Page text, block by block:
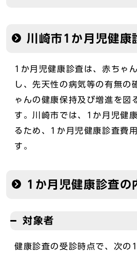
川崎市1か月児健康
1か月児健康診査は、赤ちゃ
し、先天性の病気等の有無の
ゃんの健康保持及び増進を図
す。川崎市では、1か月児健
るため、1か月児健康診査費
す。
1か月児健康診査の
対象者
健康診査の受診時点で、次の